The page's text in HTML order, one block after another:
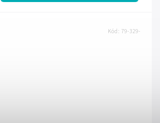
Kód: 79-329-